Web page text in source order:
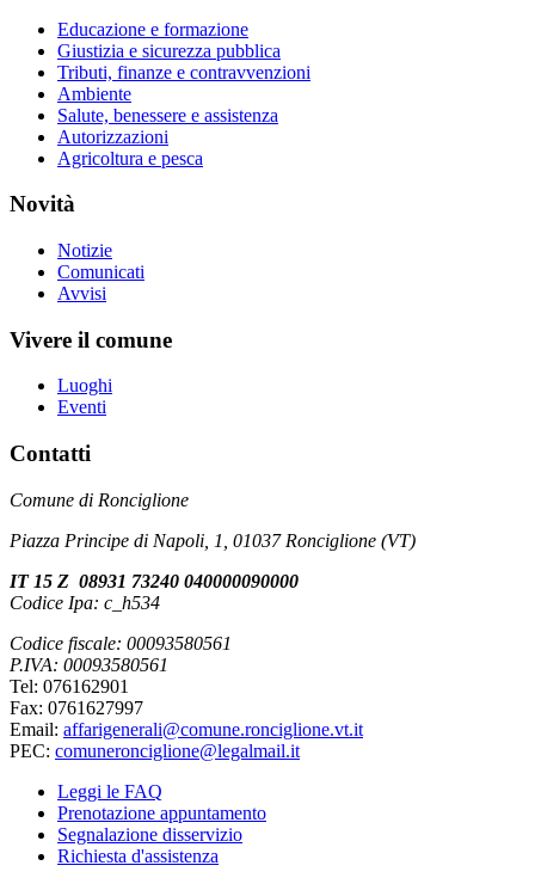
Educazione e formazione
Giustizia e sicurezza pubblica
Tributi, finanze e contravvenzioni
Ambiente
Salute, benessere e assistenza
Autorizzazioni
Agricoltura e pesca
Novità
Notizie
Comunicati
Avvisi
Vivere il comune
Luoghi
Eventi
Contatti
Comune di Ronciglione
Piazza Principe di Napoli, 1, 01037 Ronciglione (VT)
IT 15 Z 08931 73240 040000090000
Codice Ipa: c_h534
Codice fiscale: 00093580561
P.IVA: 00093580561
Tel: 076162901
Fax: 0761627997
Email: affarigenerali@comune.ronciglione.vt.it
PEC: comuneronciglione@legalmail.it
Leggi le FAQ
Prenotazione appuntamento
Segnalazione disservizio
Richiesta d'assistenza